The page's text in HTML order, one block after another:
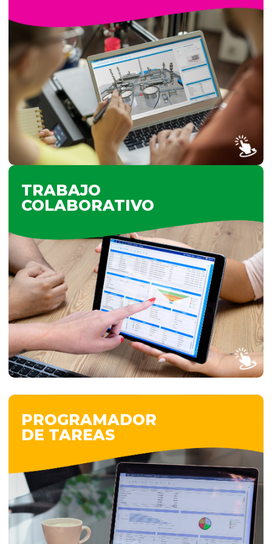
REPRESENTACIONES
GRAFICAS
MyLogic permite visualizar e interactuar con
modelos 3D, facilitando el análisis y la toma
de decisiones. Desde planos de depósitos
hasta asientos en un teatro o avión, ofrece
una experiencia visual intuitiva que optimiza
procesos y muestra información actualizada
en tiempo real de forma clara y accesible.
VER MÁS
TRABAJO
COLABORATIVO
TRABAJO
COLABORATIVO
Los usuarios de MyLogic pueden trabajar
simultáneamente sobre una misma pantalla
y recibir actualizaciones en tiempo real de
los cambios que el resto de los usuarios
estén realizando sobre cualquier dato o
cálculo que estén visualizando.
VER MÁS
PROGRAMADOR
DE TAREAS
PROGRAMADOR
MyLogic permite programar la ejecución
automatizada de tareas, ya sea mediante
calendarización o al cumplirse condiciones
específicas, optimizando la gestión de
procesos y asegurando su ejecución
eficiente en el momento adecuado.